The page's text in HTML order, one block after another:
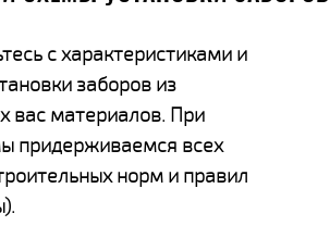
с характеристиками и
заборов из
вас материалов. При
придерживаемся всех
норм и правил